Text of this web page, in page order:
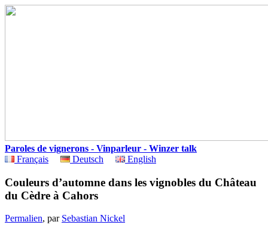
Paroles de vignerons - Vinparleur - Winzer talk
Français
Deutsch English
Couleurs d’automne dans les vignobles du Château
du Cèdre à Cahors
Permalien, par Sebastian Nickel